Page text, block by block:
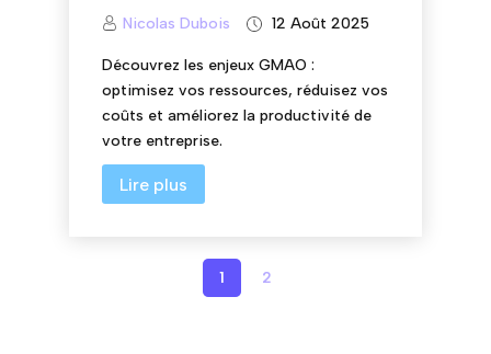
Nicolas Dubois 12 Août 2025
Découvrez les enjeux GMAO :
optimisez vos ressources, réduisez vos
coûts et améliorez la productivité de
votre entreprise.
Lire plus
1 2